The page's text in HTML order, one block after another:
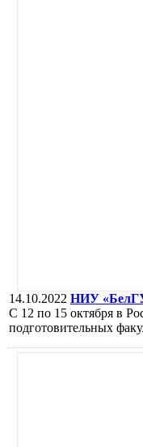
14.10.2022 НИУ
С 12 по 15 октября в
подготовительных